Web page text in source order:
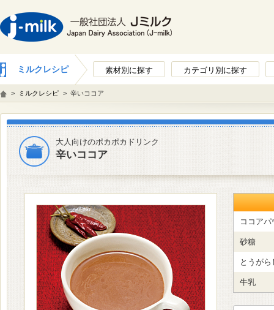
ミルクレシピ 素材別に探す カテゴリ別に探す
> ミルクレシピ > 辛いココア
大人向けのポカポカドリンク
辛いココア
ココアパ
砂糖
とうがら
牛乳